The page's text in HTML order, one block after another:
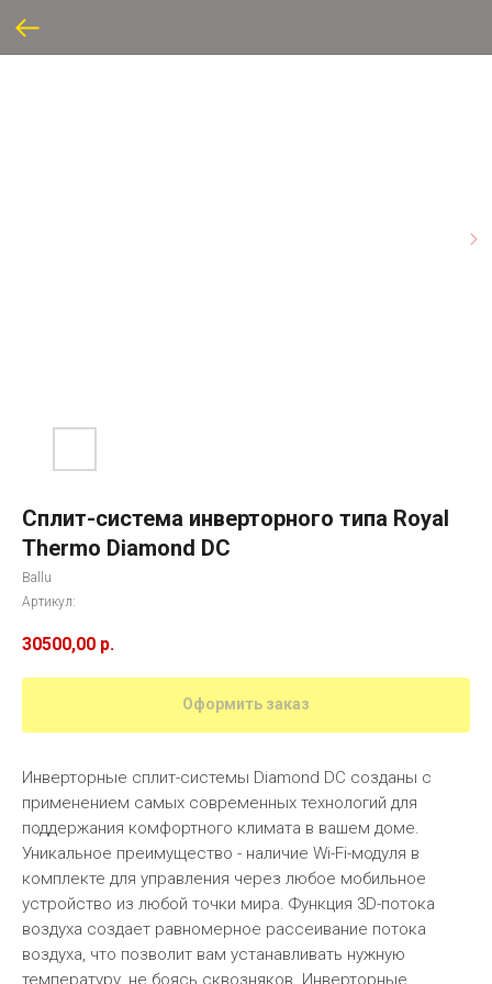
Сплит-система инверторного типа Royal
Thermo Diamond DC
Ballu
Артикул:
30500,00 р.
Оформить заказ
Инверторные сплит-системы Diamond DC созданы с
применением самых современных технологий для
поддержания комфортного климата в вашем доме.
Уникальное преимущество - наличие Wi-Fi-модуля в
комплекте для управления через любое мобильное
устройство из любой точки мира. Функция 3D-потока
воздуха создает равномерное рассеивание потока
воздуха, что позволит вам устанавливать нужную
температуру, не боясь сквозняков. Инверторные